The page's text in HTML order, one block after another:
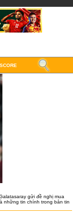
gửi đề nghị mua
những tin chính trong bản tin